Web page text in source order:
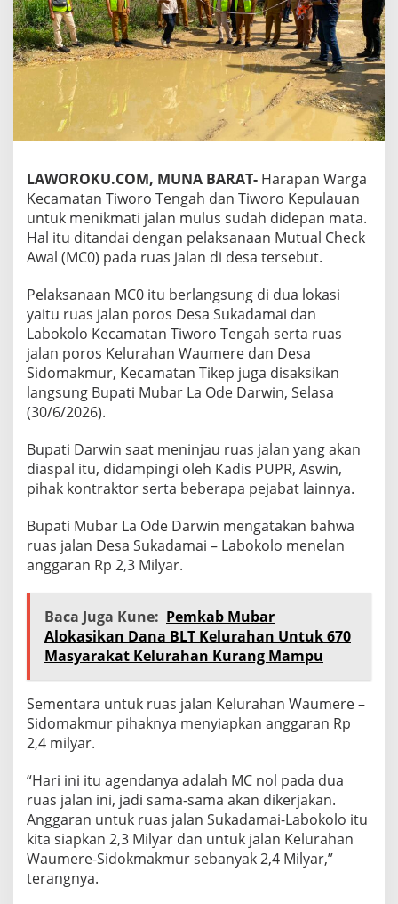
LAWOROKU.COM, MUNA BARAT- Harapan Warga
Kecamatan Tiworo Tengah dan Tiworo Kepulauan
untuk menikmati jalan mulus sudah didepan mata.
Hal itu ditandai dengan pelaksanaan Mutual Check
Awal (MC0) pada ruas jalan di desa tersebut.
Pelaksanaan MC0 itu berlangsung di dua lokasi
yaitu ruas jalan poros Desa Sukadamai dan
Labokolo Kecamatan Tiworo Tengah serta ruas
jalan poros Kelurahan Waumere dan Desa
Sidomakmur, Kecamatan Tikep juga disaksikan
langsung Bupati Mubar La Ode Darwin, Selasa
(30/6/2026).
Bupati Darwin saat meninjau ruas jalan yang akan
diaspal itu, didampingi oleh Kadis PUPR, Aswin,
pihak kontraktor serta beberapa pejabat lainnya.
Bupati Mubar La Ode Darwin mengatakan bahwa
ruas jalan Desa Sukadamai – Labokolo menelan
anggaran Rp 2,3 Milyar.
Baca Juga Kune: Pemkab Mubar
Alokasikan Dana BLT Kelurahan Untuk 670
Masyarakat Kelurahan Kurang Mampu
Sementara untuk ruas jalan Kelurahan Waumere –
Sidomakmur pihaknya menyiapkan anggaran Rp
2,4 milyar.
“Hari ini itu agendanya adalah MC nol pada dua
ruas jalan ini, jadi sama-sama akan dikerjakan.
Anggaran untuk ruas jalan Sukadamai-Labokolo itu
kita siapkan 2,3 Milyar dan untuk jalan Kelurahan
Waumere-Sidokmakmur sebanyak 2,4 Milyar,”
terangnya.